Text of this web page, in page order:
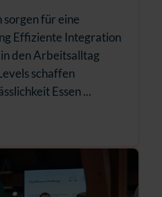
für eine
Effiziente Integration
den Arbeitsalltag
schaffen
Essen ...